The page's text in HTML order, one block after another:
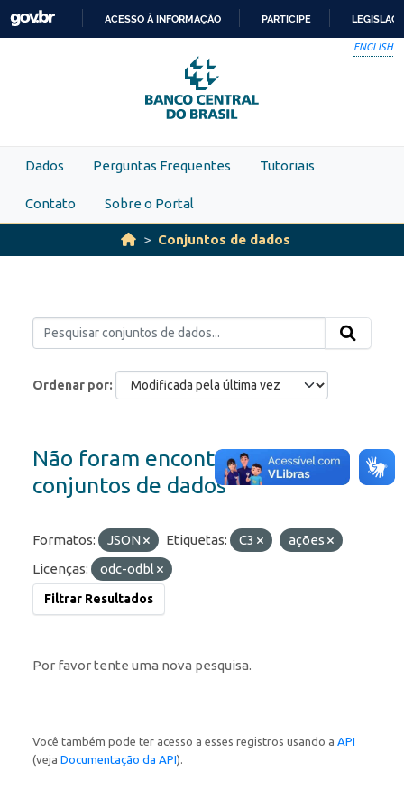
Skip to main content
PARA
O
CONTEÚDO
ACESSO À INFORMAÇÃO PARTICIPE
ENGLISH
Dados Perguntas Frequentes Tutoriais
Contato Sobre o Portal
Conjuntos de dados
Ordenar por
Não foram encontrados
conjuntos de dados
Formatos: JSON Etiquetas: C3
ações
Licenças:
odc-odbl
Filtrar Resultados
Por favor tente uma nova pesquisa.
Você também pode ter acesso a esses registros usando a API
(veja Documentação da API).